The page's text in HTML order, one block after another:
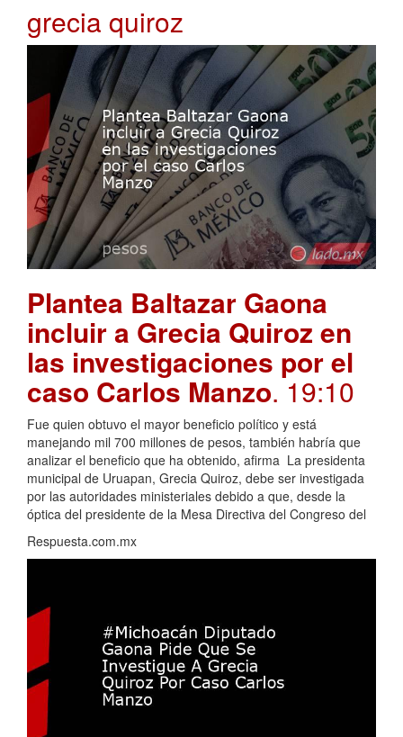
grecia quiroz
Plantea Baltazar Gaona
incluir a Grecia Quiroz en
las investigaciones por el
caso Carlos Manzo. 19:10
Fue quien obtuvo el mayor beneficio político y está
manejando mil 700 millones de pesos, también habría que
analizar el beneficio que ha obtenido, afirma La presidenta
municipal de Uruapan, Grecia Quiroz, debe ser investigada
por las autoridades ministeriales debido a que, desde la
óptica del presidente de la Mesa Directiva del Congreso del
Respuesta.com.mx